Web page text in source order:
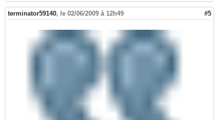
terminator59140, le 02/06/2009 à 12h49 #5